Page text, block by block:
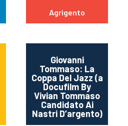
Agrigento
Giovanni
Tommaso: La
Coppa Del Jazz (a
Docufilm By
Vivian Tommaso
Candidato Ai
Nastri D’argento)